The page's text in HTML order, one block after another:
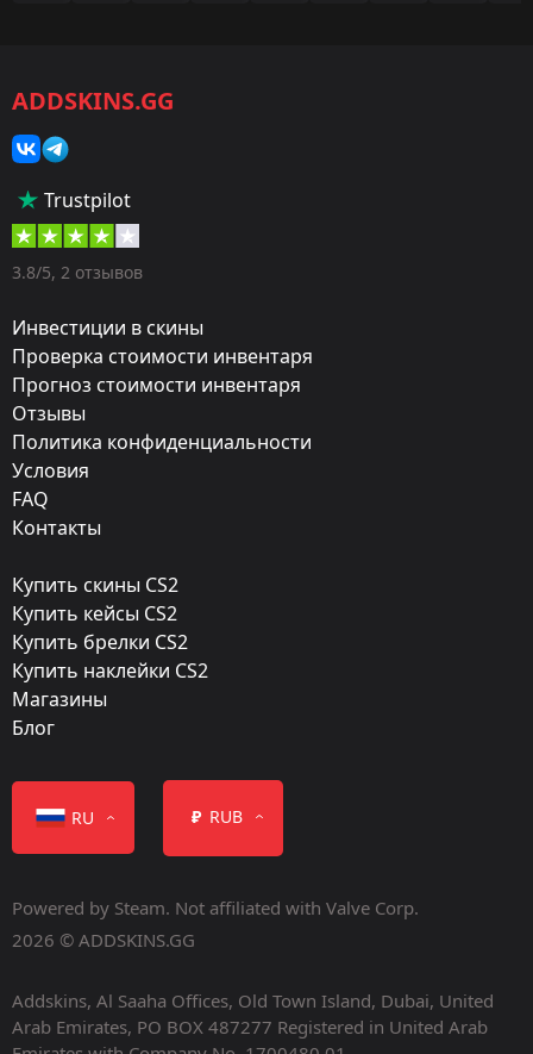
Категория:
Наборы музыки
85 %
Дизайнер:
Художник:
3kliksphilip
Обновление:
Initiators Music Kits
Дата релиза:
Август 23, 2022
Контейнер
Класс
ADDSKINS.GG
Trustpilot
3.8/5, 2 отзывов
Инвестиции в скины
Проверка стоимости инвентаря
Прогноз стоимости инвентаря
Отзывы
Политика конфиденциальности
Условия
FAQ
Контакты
Купить скины CS2
Купить кейсы CS2
Купить брелки CS2
Купить наклейки CS2
Магазины
Блог
RU ₽ RUB
Powered by Steam. Not affiliated with Valve Corp.
2026 © ADDSKINS.GG
Addskins, Al Saaha Offices, Old Town Island, Dubai, United
Arab Emirates, PO BOX 487277 Registered in United Arab